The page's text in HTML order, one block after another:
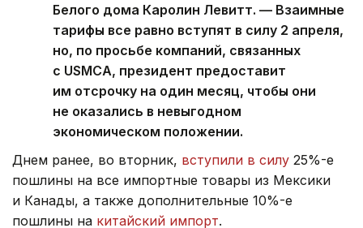
Белого дома Каролин Левитт. — Взаимные
тарифы все равно вступят в силу 2 апреля,
но, по просьбе компаний, связанных
с USMCA, президент предоставит
им отсрочку на один месяц, чтобы они
не оказались в невыгодном
экономическом положении.
Днем ранее, во вторник, вступили в силу 25%-е
пошлины на все импортные товары из Мексики
и Канады, а также дополнительные 10%-е
пошлины на китайский импорт.